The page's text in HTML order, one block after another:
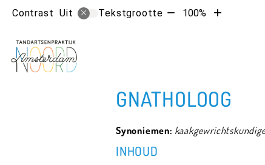
Contrast Uit Tekstgrootte Tekst100%
Tekst
GNATHOLOOG
Synoniemen:
INHOUD